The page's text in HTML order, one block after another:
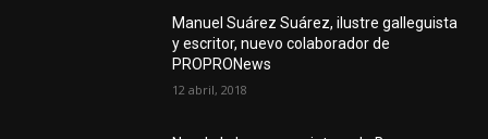
Manuel Suárez Suárez, ilustre galleguista
y escritor, nuevo colaborador de
PROPRONews
12 abril, 2018